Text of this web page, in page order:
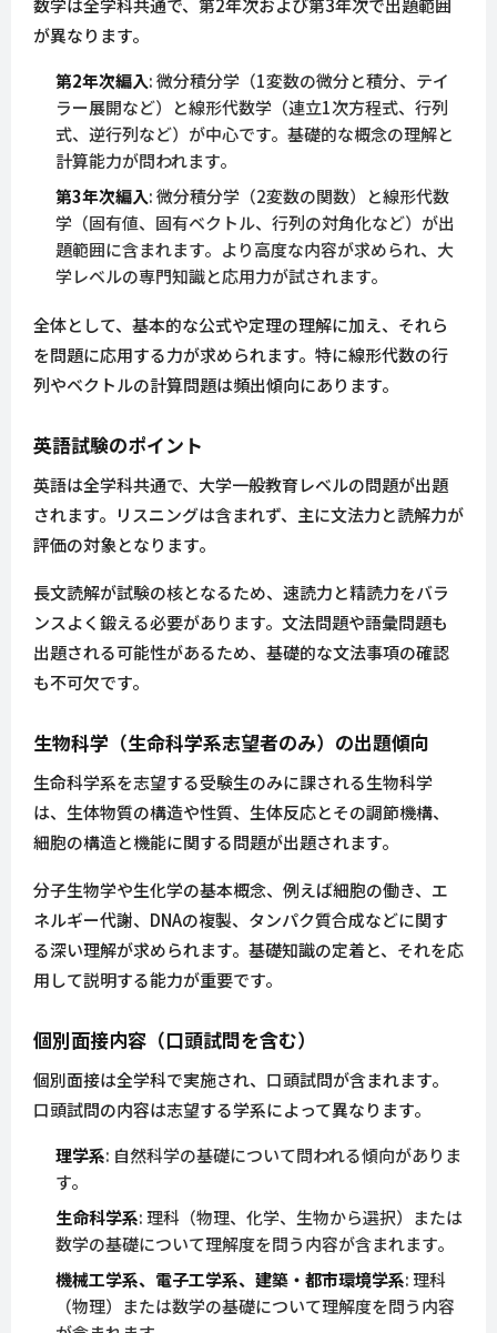
数学は全学科共通で、第2年次および第3年次で出題範囲
が異なります。
第2年次編入: 微分積分学（1変数の微分と積分、テイ
ラー展開など）と線形代数学（連立1次方程式、行列
式、逆行列など）が中心です。基礎的な概念の理解と
計算能力が問われます。
第3年次編入: 微分積分学（2変数の関数）と線形代数
学（固有値、固有ベクトル、行列の対角化など）が出
題範囲に含まれます。より高度な内容が求められ、大
学レベルの専門知識と応用力が試されます。
全体として、基本的な公式や定理の理解に加え、それら
を問題に応用する力が求められます。特に線形代数の行
列やベクトルの計算問題は頻出傾向にあります。
英語試験のポイント
英語は全学科共通で、大学一般教育レベルの問題が出題
されます。リスニングは含まれず、主に文法力と読解力が
評価の対象となります。
長文読解が試験の核となるため、速読力と精読力をバラ
ンスよく鍛える必要があります。文法問題や語彙問題も
出題される可能性があるため、基礎的な文法事項の確認
も不可欠です。
生物科学（生命科学系志望者のみ）の出題傾向
生命科学系を志望する受験生のみに課される生物科学
は、生体物質の構造や性質、生体反応とその調節機構、
細胞の構造と機能に関する問題が出題されます。
分子生物学や生化学の基本概念、例えば細胞の働き、エ
ネルギー代謝、DNAの複製、タンパク質合成などに関す
る深い理解が求められます。基礎知識の定着と、それを応
用して説明する能力が重要です。
個別面接内容（口頭試問を含む）
個別面接は全学科で実施され、口頭試問が含まれます。
口頭試問の内容は志望する学系によって異なります。
理学系: 自然科学の基礎について問われる傾向がありま
す。
生命科学系: 理科（物理、化学、生物から選択）または
数学の基礎について理解度を問う内容が含まれます。
機械工学系、電子工学系、建築・都市環境学系: 理科
（物理）または数学の基礎について理解度を問う内容